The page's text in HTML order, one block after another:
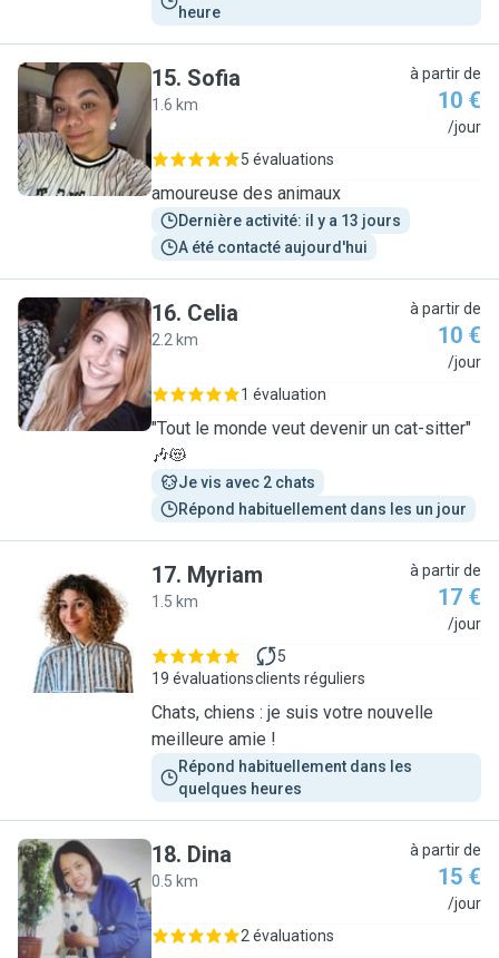
heure
S
15. Sofia
1.6 km
à partir de
10 €
/jour
5 évaluations
amoureuse des animaux
Dernière activité: il y a 13 jours
A été contacté aujourd'hui
C
16. Celia
2.2 km
à partir de
10 €
/jour
1 évaluation
"Tout le monde veut devenir un cat-sitter"
🎶😻
Je vis avec 2 chats
Répond habituellement dans les un jour
M
17. Myriam
1.5 km
à partir de
17 €
/jour
19 évaluations
5
clients réguliers
Chats, chiens : je suis votre nouvelle
meilleure amie !
Répond habituellement dans les
quelques heures
D
18. Dina
0.5 km
à partir de
15 €
/jour
2 évaluations